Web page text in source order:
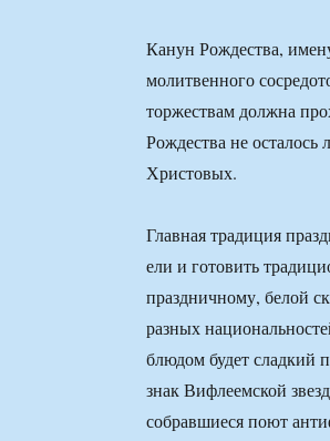
Канун Рождества,
молитвенного
торжествам должна
Рождества не
Христовых.
Главная традиция
ели и готовить
праздничному, белой
разных
блюдом будет сладкий
знак Вифлеемской
собравшиеся поют